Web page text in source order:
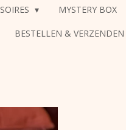
MYSTERY BOX
BESTELLEN & VERZENDEN